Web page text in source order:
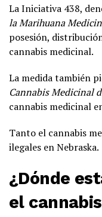
La Iniciativa 438,
la Marihuana
posesión,
cannabis medicinal.
La medida también
Cannabis Medicinal
cannabis medicinal
Tanto el cannabis
ilegales en Nebraska.
¿Dónde
el